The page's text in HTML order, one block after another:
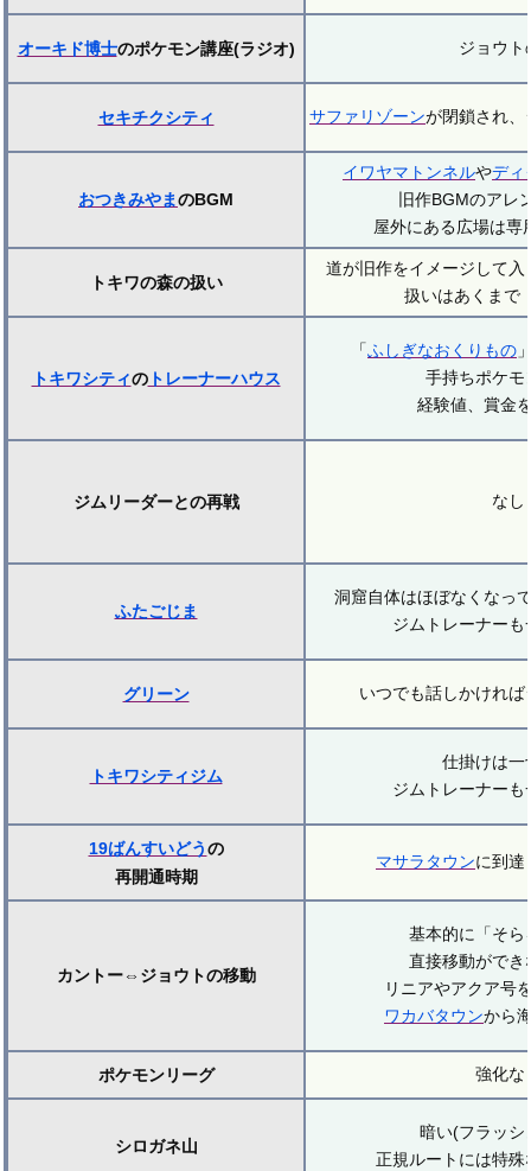
オーキド博士のポケモン講座(ラジオ) ジョウト
セキチクシティ サファリゾーンが閉鎖され、
おつきみやまのBGM
イワヤマトンネルやディ
旧作BGMのアレ
屋外にある広場は専
トキワの森の扱い
道が旧作をイメージして
扱いはあくまで
トキワシティのトレーナーハウス
「ふしぎなおくりもの
手持ちポケモ
経験値、賞金
ジムリーダーとの再戦 なし
ふたごじま
洞窟自体はほぼなくなっ
ジムトレーナーも
グリーン いつでも話しかけれ
トキワシティジム
仕掛けは一
ジムトレーナーも
19ばんすいどうの
再開通時期
マサラタウンに到達
カントー⇔ジョウトの移動
基本的に「そら
直接移動ができ
リニアやアクア号
ワカバタウンから
ポケモンリーグ 強化な
シロガネ山
暗い(フラッシ
正規ルートには特殊